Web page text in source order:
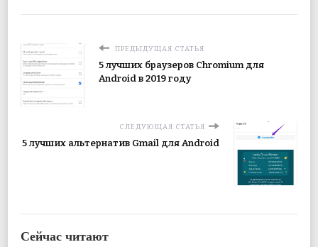
ПРЕДЫДУЩАЯ СТАТЬЯ
5 лучших браузеров Chromium для
Android в 2019 году
СЛЕДУЮЩАЯ СТАТЬЯ
5 лучших альтернатив Gmail для Android
Сейчас читают